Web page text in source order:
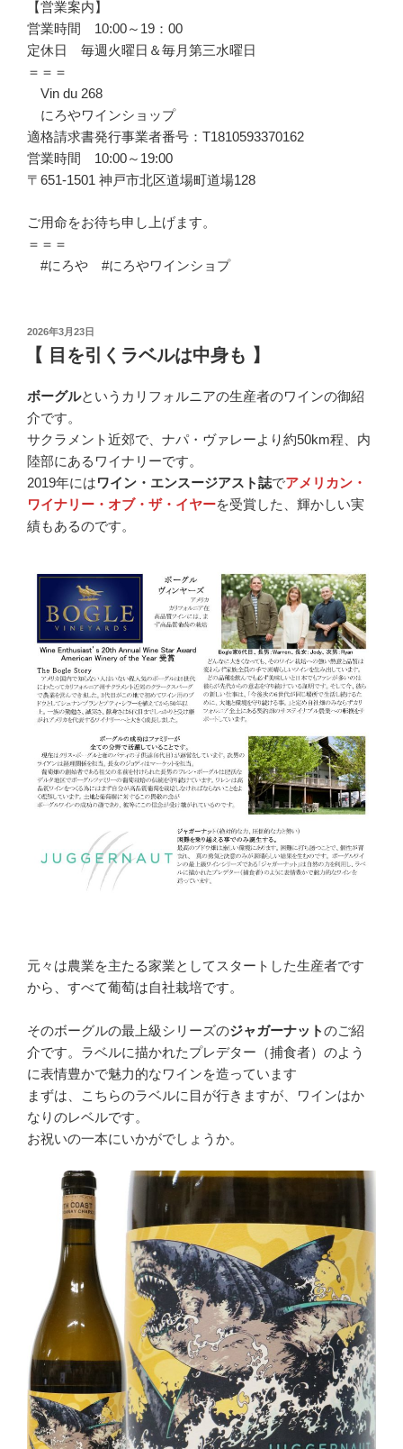
【営業案内】
営業時間 10:00～19：00
定休日 毎週火曜日＆毎月第三水曜日
＝＝＝
Vin du 268
にろやワインショップ
適格請求書発行事業者番号：T1810593370162
営業時間 10:00～19:00
〒651-1501 神戸市北区道場町道場128
ご用命をお待ち申し上げます。
＝＝＝
#にろや #にろやワインショプ
投
日:
2026年3月23日
【 目を引くラベルは中身も 】
ボーグルというカリフォルニアの生産者のワインの御紹
介です。
サクラメント近郊で、ナパ・ヴァレーより約50km程、内
陸部にあるワイナリーです。
2019年にはワイン・エンスージアスト誌でアメリカン・
ワイナリー・オブ・ザ・イヤーを受賞した、輝かしい実
績もあるのです。
元々は農業を主たる家業としてスタートした生産者です
から、すべて葡萄は自社栽培です。
そのボーグルの最上級シリーズのジャガーナットのご紹
介です。ラベルに描かれたプレデター（捕食者）のよう
に表情豊かで魅力的なワインを造っています
まずは、こちらのラベルに目が行きますが、ワインはか
なりのレベルです。
お祝いの一本にいかがでしょうか。